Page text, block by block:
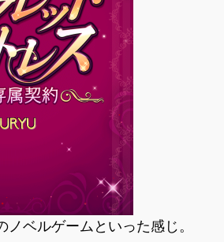
ノベルゲームといった感じ。